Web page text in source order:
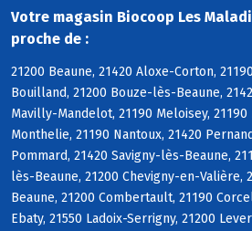
Votre magasin Biocoop Les
proche de :
21200 Beaune, 21420 Aloxe-Corton,
Bouilland, 21200 Bouze-lès-Beaune,
Mavilly-Mandelot, 21190 Meloisey,
Monthelie, 21190 Nantoux, 21420
Pommard, 21420 Savigny-lès-Beaune,
lès-Beaune, 21200 Chevigny-en-Valière,
Beaune, 21200 Combertault, 21190
Ebaty, 21550 Ladoix-Serrigny, 21200